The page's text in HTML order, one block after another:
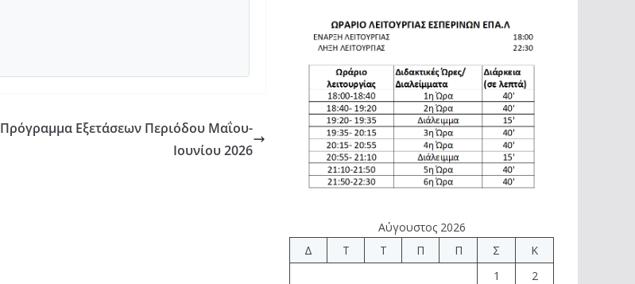
Πρόγραμμα Εξετάσεων Περιόδου Μαΐου-
Ιουνίου 2026
Αύγουστος 2026
Δ
Τ Τ Π Π Σ
Κ
1
2